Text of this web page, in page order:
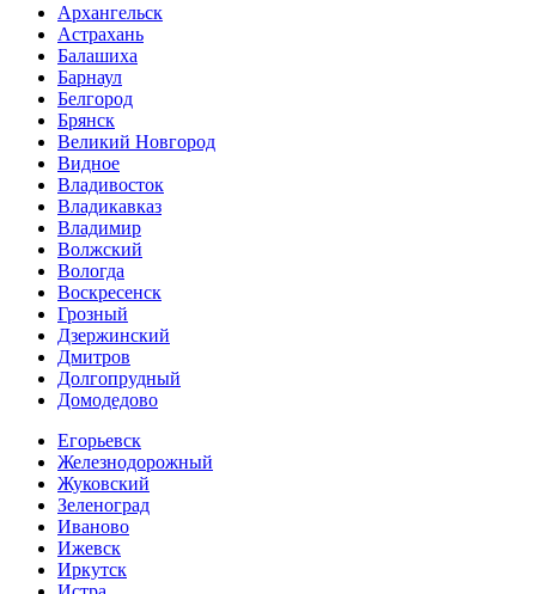
Архангельск
Астрахань
Балашиха
Барнаул
Белгород
Брянск
Великий Новгород
Видное
Владивосток
Владикавказ
Владимир
Волжский
Вологда
Воскресенск
Грозный
Дзержинский
Дмитров
Долгопрудный
Домодедово
Егорьевск
Железнодорожный
Жуковский
Зеленоград
Иваново
Ижевск
Иркутск